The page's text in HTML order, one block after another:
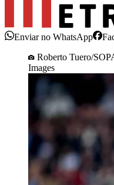
Enviar no WhatsApp
Roberto Tuero/
Images